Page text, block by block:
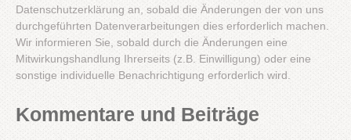
Datenschutzerklärung an, sobald die Änderungen der von uns
durchgeführten Datenverarbeitungen dies erforderlich machen.
Wir informieren Sie, sobald durch die Änderungen eine
Mitwirkungshandlung Ihrerseits (z.B. Einwilligung) oder eine
sonstige individuelle Benachrichtigung erforderlich wird.
Kommentare und Beiträge